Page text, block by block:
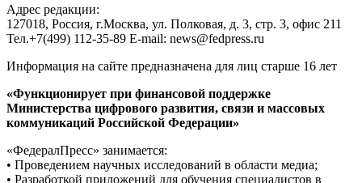
Адрес редакции:
127018, Россия, г.Москва, ул. Полковая, д. 3, стр. 3, офис 211
Тел.+7(499) 112-35-89 E-mail: news@fedpress.ru
Информация на сайте предназначена для лиц старше 16 лет
«Функционирует при финансовой поддержке
Министерства цифрового развития, связи и массовых
коммуникаций Российской Федерации»
«ФедералПресс» занимается:
• Проведением научных исследований в области медиа;
• Разработкой приложений для обучения специалистов в